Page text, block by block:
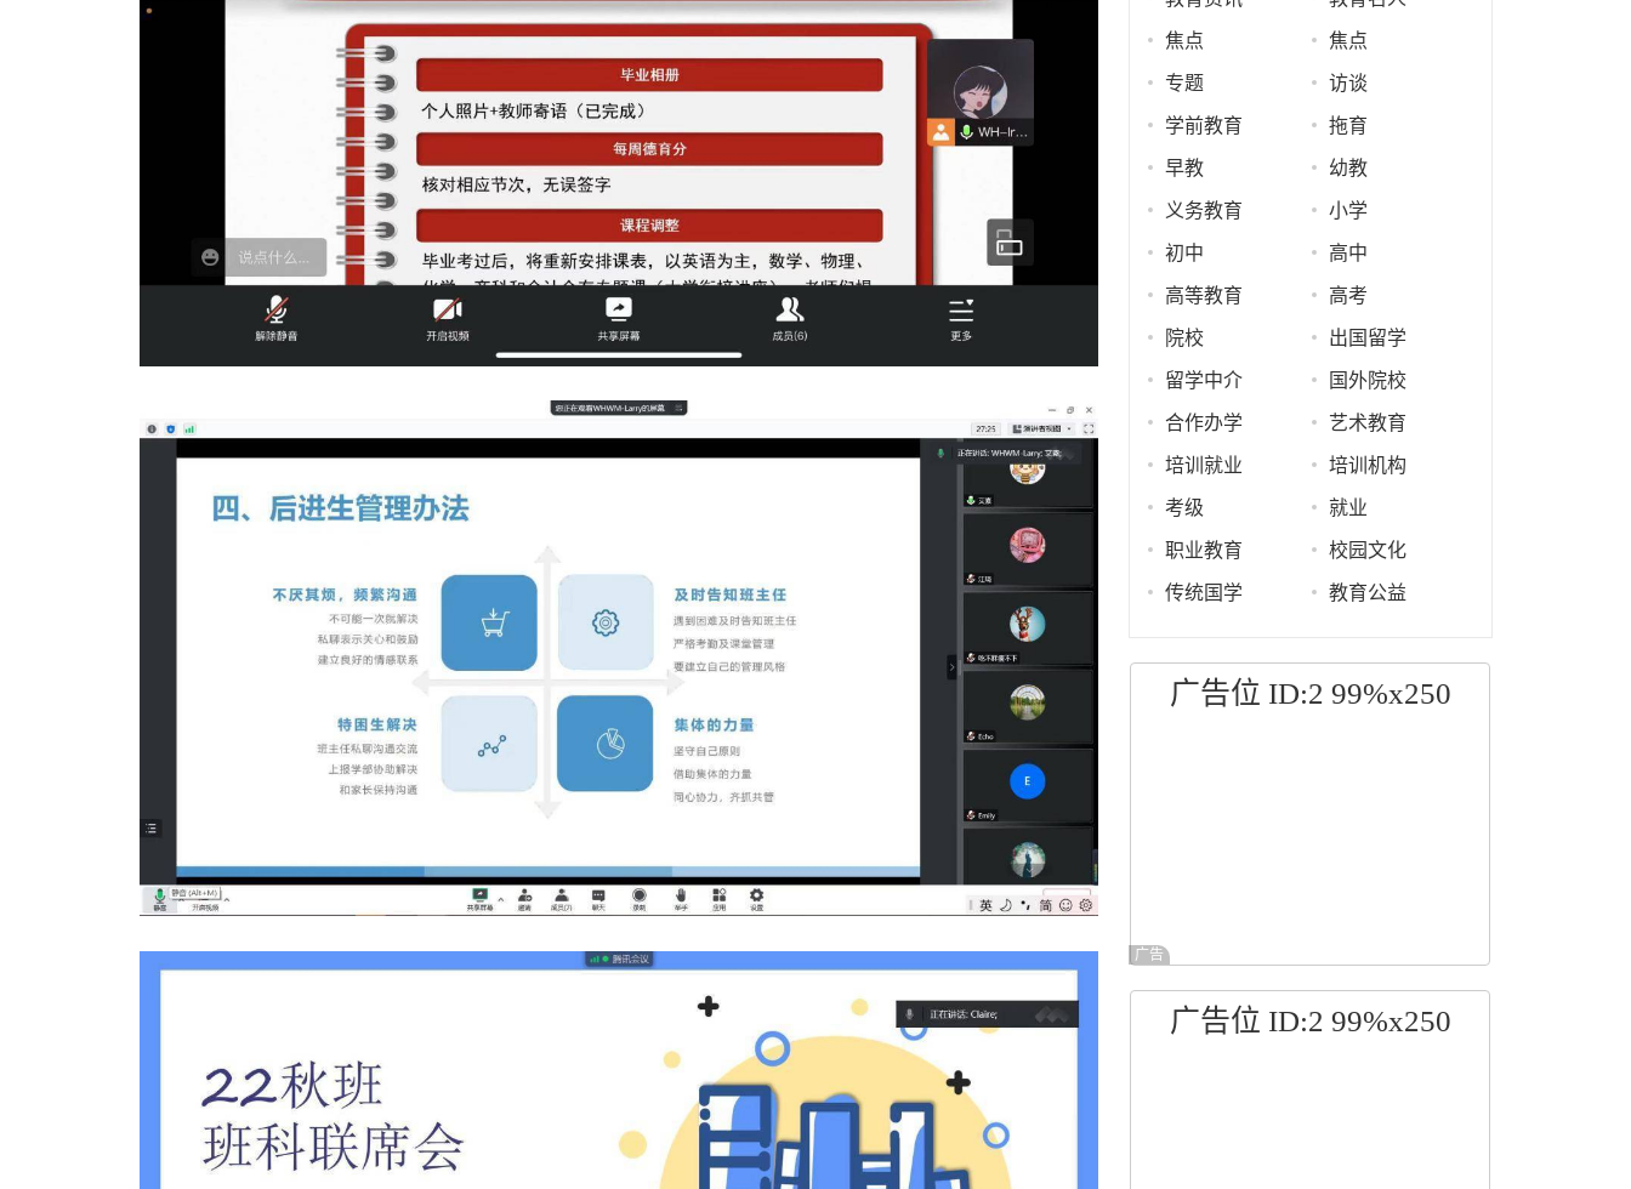
焦点 焦点
专题 访谈
学前教育 拖育
早教 幼教
义务教育 小学
初中 高中
高等教育 高考
院校 出国留学
留学中介 国外院校
合作办学 艺术教育
培训就业 培训机构
考级 就业
职业教育 校园文化
传统国学 教育公益
广告位 ID:2 99%x250
广告
广告位 ID:2 99%x250